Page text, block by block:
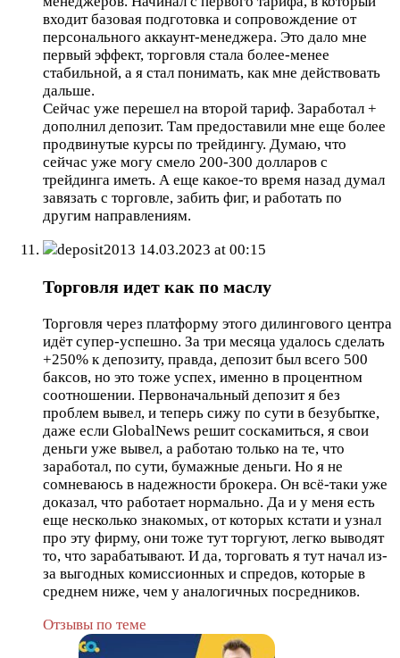
входит базовая подготовка и сопровождение от
персонального аккаунт-менеджера. Это дало мне
первый эффект, торговля стала более-менее
стабильной, а я стал понимать, как мне действовать
дальше.
Сейчас уже перешел на второй тариф. Заработал +
дополнил депозит. Там предоставили мне еще более
продвинутые курсы по трейдингу. Думаю, что
сейчас уже могу смело 200-300 долларов с
трейдинга иметь. А еще какое-то время назад думал
завязать с торговле, забить фиг, и работать по
другим направлениям.
deposit2013 14.03.2023 at 00:15
Торговля идет как по маслу
Торговля через платформу этого дилингового центра
идёт супер-успешно. За три месяца удалось сделать
+250% к депозиту, правда, депозит был всего 500
баксов, но это тоже успех, именно в процентном
соотношении. Первоначальный депозит я без
проблем вывел, и теперь сижу по сути в безубытке,
даже если GlobalNews решит соскамиться, я свои
деньги уже вывел, а работаю только на те, что
заработал, по сути, бумажные деньги. Но я не
сомневаюсь в надежности брокера. Он всё-таки уже
доказал, что работает нормально. Да и у меня есть
еще несколько знакомых, от которых кстати и узнал
про эту фирму, они тоже тут торгуют, легко выводят
то, что зарабатывают. И да, торговать я тут начал из-
за выгодных комиссионных и спредов, которые в
среднем ниже, чем у аналогичных посредников.
Отзывы по теме